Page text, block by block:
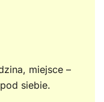
miejsce –
siebie.